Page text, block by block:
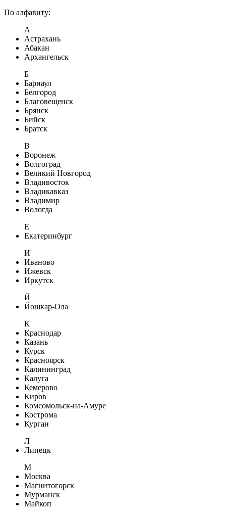
По алфавиту:
А
Астрахань
Абакан
Архангельск
Б
Барнаул
Белгород
Благовещенск
Брянск
Бийск
Братск
В
Воронеж
Волгоград
Великий Новгород
Владивосток
Владикавказ
Владимир
Вологда
Е
Екатеринбург
И
Иваново
Ижевск
Иркутск
Й
Йошкар-Ола
К
Краснодар
Казань
Курск
Красноярск
Калининград
Калуга
Кемерово
Киров
Комсомольск-на-Амуре
Кострома
Курган
Л
Липецк
М
Москва
Магнитогорск
Мурманск
Майкоп